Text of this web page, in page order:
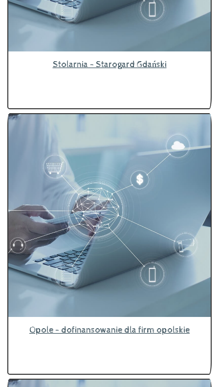
Stolarnia - Starogard Gdański
Opole - dofinansowanie dla firm opolskie